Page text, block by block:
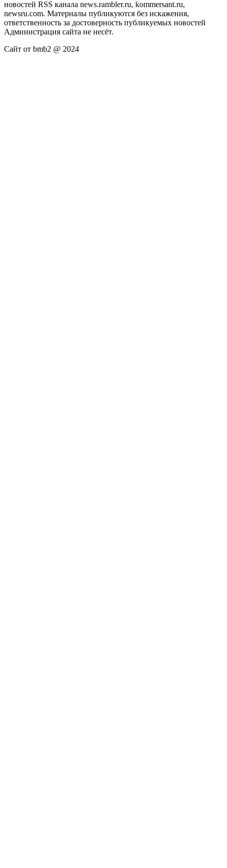
новостей RSS канала news.rambler.ru, kommersant.ru,
newsru.com. Материалы публикуются без искажения,
ответственность за достоверность публикуемых новостей
Администрация сайта не несёт.
Сайт от bmb2 @ 2024